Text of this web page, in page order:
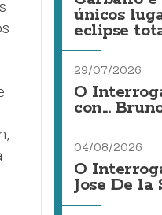
únicos
eclipse
29/07/2026
O
con...
04/08/2026
O
Jose De la